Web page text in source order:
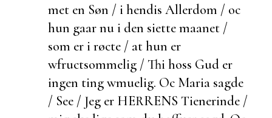
met en Søn / i hendis Allerdom / oc
hun gaar nu i den siette maanet /
som er i røcte / at hun er
wfructsommelig / Thi hoss Gud er
ingen ting wmuelig. Oc Maria sagde
/ See / Jeg er HERRENS Tienerinde /